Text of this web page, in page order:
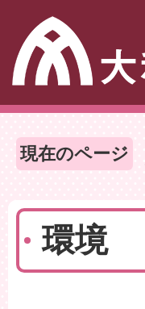
現在のページ
環境